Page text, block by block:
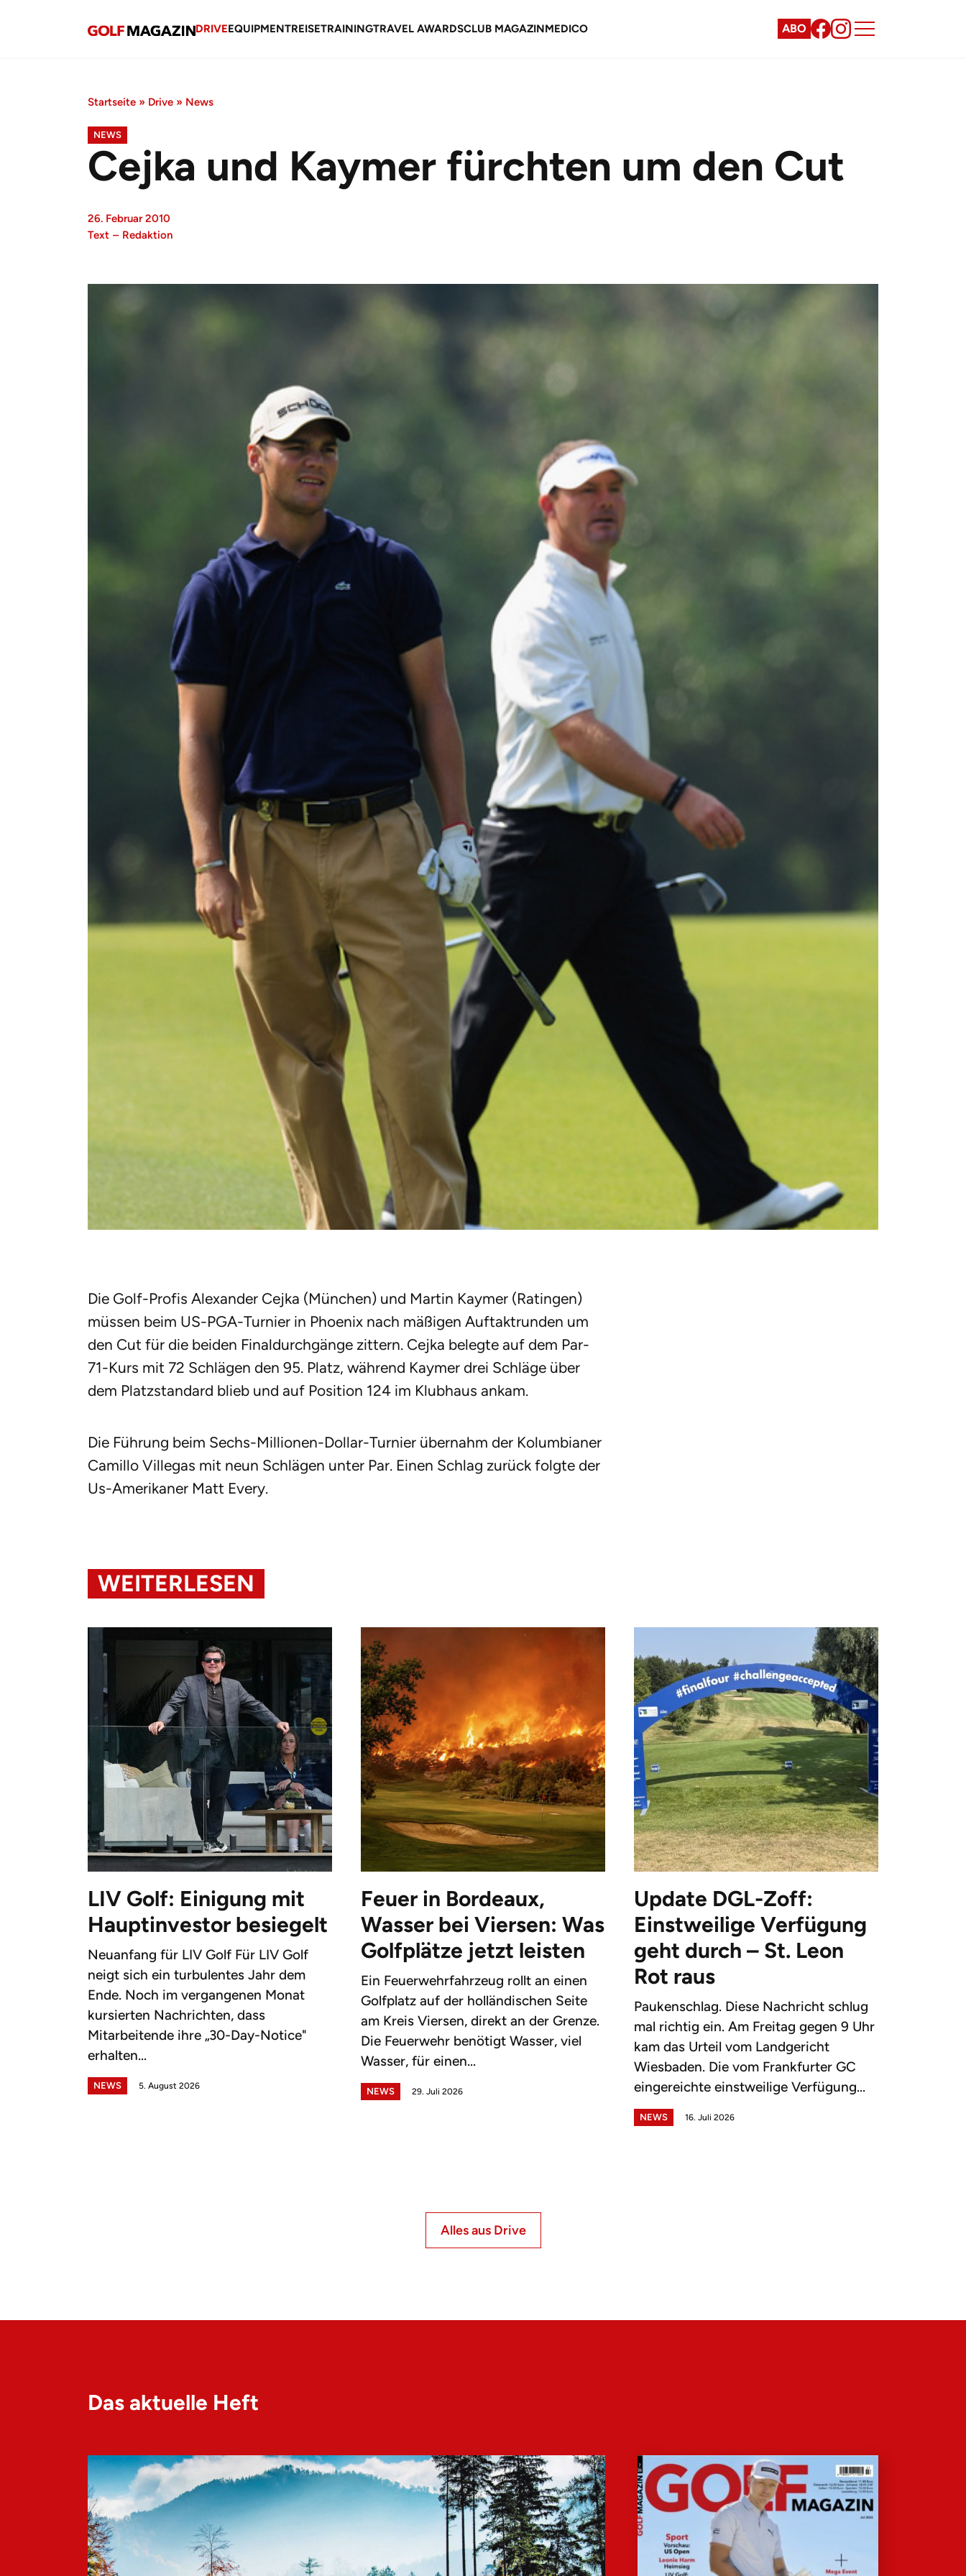
DRIVEEQUIPMENTREISETRAININGTRAVEL AWARDSCLUB MAGAZINMEDICO ABO
Startseite » Drive » News
NEWS
Cejka und Kaymer fürchten um den Cut
26. Februar 2010
Text – Redaktion
Die Golf-Profis Alexander Cejka (München) und Martin Kaymer (Ratingen)
müssen beim US-PGA-Turnier in Phoenix nach mäßigen Auftaktrunden um
den Cut für die beiden Finaldurchgänge zittern. Cejka belegte auf dem Par-
71-Kurs mit 72 Schlägen den 95. Platz, während Kaymer drei Schläge über
dem Platzstandard blieb und auf Position 124 im Klubhaus ankam.
Die Führung beim Sechs-Millionen-Dollar-Turnier übernahm der Kolumbianer
Camillo Villegas mit neun Schlägen unter Par. Einen Schlag zurück folgte der
Us-Amerikaner Matt Every.
WEITERLESEN
LIV Golf: Einigung mit
Hauptinvestor besiegelt
Neuanfang für LIV Golf Für LIV Golf
neigt sich ein turbulentes Jahr dem
Ende. Noch im vergangenen Monat
kursierten Nachrichten, dass
Mitarbeitende ihre „30-Day-Notice"
erhalten...
NEWS 5. August 2026
Feuer in Bordeaux,
Wasser bei Viersen: Was
Golfplätze jetzt leisten
Ein Feuerwehrfahrzeug rollt an einen
Golfplatz auf der holländischen Seite
am Kreis Viersen, direkt an der Grenze.
Die Feuerwehr benötigt Wasser, viel
Wasser, für einen...
NEWS 29. Juli 2026
Update DGL-Zoff:
Einstweilige Verfügung
geht durch – St. Leon
Rot raus
Paukenschlag. Diese Nachricht schlug
mal richtig ein. Am Freitag gegen 9 Uhr
kam das Urteil vom Landgericht
Wiesbaden. Die vom Frankfurter GC
eingereichte einstweilige Verfügung...
NEWS 16. Juli 2026
Alles aus Drive
Das aktuelle Heft